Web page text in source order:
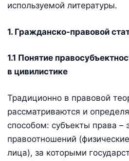
используемой литературы.
1. Гражданско-правовой
1.1 Понятие
в цивилистике
Традиционно в правовой
рассматриваются и
способом: субъекты права –
правоотношений
лица), за которыми